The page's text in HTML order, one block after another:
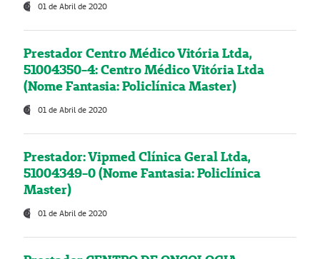
01 de Abril de 2020
Prestador Centro Médico Vitória Ltda,
51004350-4: Centro Médico Vitória Ltda
(Nome Fantasia: Policlínica Master)
01 de Abril de 2020
Prestador: Vipmed Clínica Geral Ltda,
51004349-0 (Nome Fantasia: Policlínica
Master)
01 de Abril de 2020